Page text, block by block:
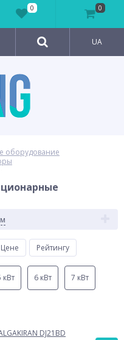
UA
оборудование
Цене Рейтингу
кВт 6 кВт 7 кВт
DJ21BD
0 0